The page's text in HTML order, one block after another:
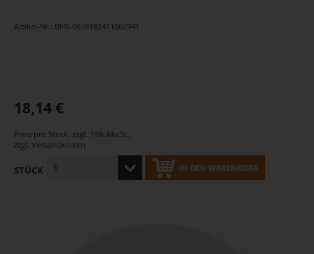
Artikel-Nr.: BHS-0618182411062941
18,14 €
Preis pro Stück zzgl. 19% MwSt.
zzgl. Versandkosten
STÜCK IN DEN WARENKORB